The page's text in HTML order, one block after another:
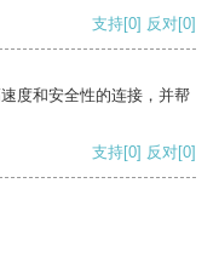
支持[0] 反对[0]
度和安全性的连接，并帮
支持[0] 反对[0]